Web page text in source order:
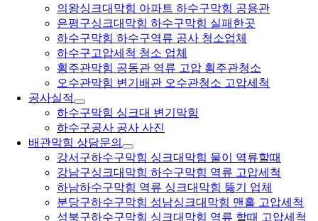
의왕싱크대막힘 아파트 하수구막힘 공용관
은평구싱크대막힘 하수구막힘 실패한곳
하수구막힘 하수구역류 공사 청소업체
하수구고압세척 청소 업체
횡주관막힘 공동관 역류 고압 횡주관청소
오수관막힘 변기배관 오수관청소 고압세척
공사실적
하수구막힘 싱크대 변기막힘
하수구공사 공사 사진
배관막힘 상담문의
강서구하수구막힘 싱크대막힘 물이 역류할때
강남구싱크대막힘 하수구막힘 역류 고압세척
하남하수구막힘 역류 싱크대막힘 뚫기 업체
분당구하수구막힘 성남싱크대막힘 맨홀 고압세척
성북구하수구막힘 싱크대막힘 역류 할때 고압세척